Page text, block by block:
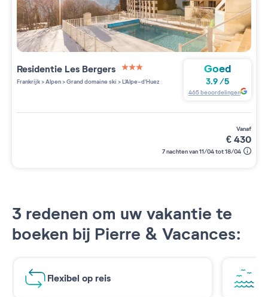
Residentie Les Bergers
3 étoiles sur 5
Frankrijk>Alpen>Grand domaine ski >L'Alpe-d'Huez
Goed
3.9/5
465beoordelingen
vanaf
€430
7 nachten van 11/04 tot 18/04
3 redenen om uw vakantie te
boeken bij Pierre & Vacances:
Flexibel op reis